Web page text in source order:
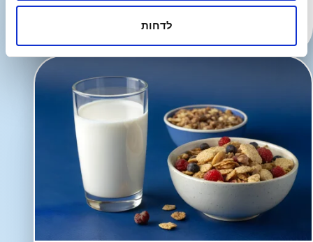
לדחותוהמלצות צריכה יומית.